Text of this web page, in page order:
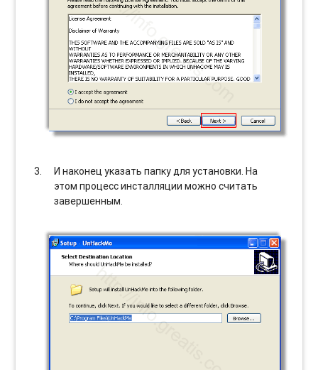
И наконец указать папку для установки. На
этом процесс инсталляции можно считать
завершенным.